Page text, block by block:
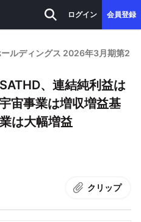
ログイン 会員登録
ルディングス 2026年3月期第2
、連結純利益は
宙事業は増収増益基
は大幅増益
クリップ